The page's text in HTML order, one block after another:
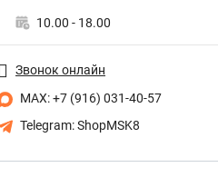
10.00 - 18.00
Звонок онлайн
MAX: +7 (916) 031-40-57
Telegram: ShopMSK8